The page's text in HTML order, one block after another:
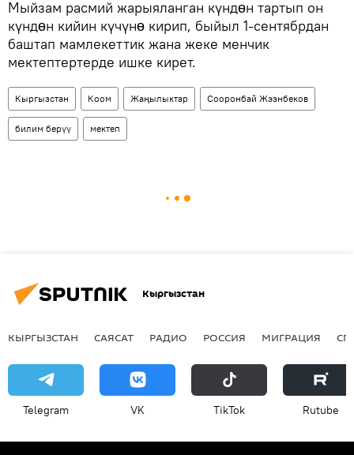
Мыйзам расмий жарыяланган күндɵн тартып он
күндɵн кийин күчүнɵ кирип, быйыл 1-сентябрдан
баштап мамлекеттик жана жеке менчик
мектептертерде ишке кирет.
Кыргызстан Коом Жаңылыктар Сооронбай Жээнбеков
билим берүү мектеп
Кыргызстан
КЫРГЫЗСТАН САЯСАТ РАДИО РОССИЯ МИГРАЦИЯ
Telegram VK ТikТоk Rutube